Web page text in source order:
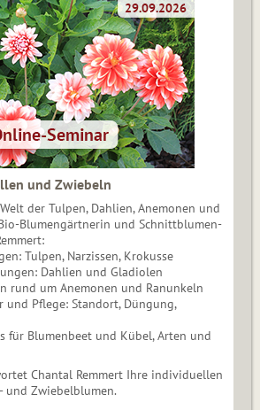
und Zwiebeln
der Tulpen, Dahlien, Anemonen und
Blumengärtnerin und Schnittblumen-
Tulpen, Narzissen, Krokusse
Dahlien und Gladiolen
rund um Anemonen und Ranunkeln
Pflege: Standort, Düngung,
für Blumenbeet und Kübel, Arten und
Chantal Remmert Ihre individuellen
und Zwiebelblumen.